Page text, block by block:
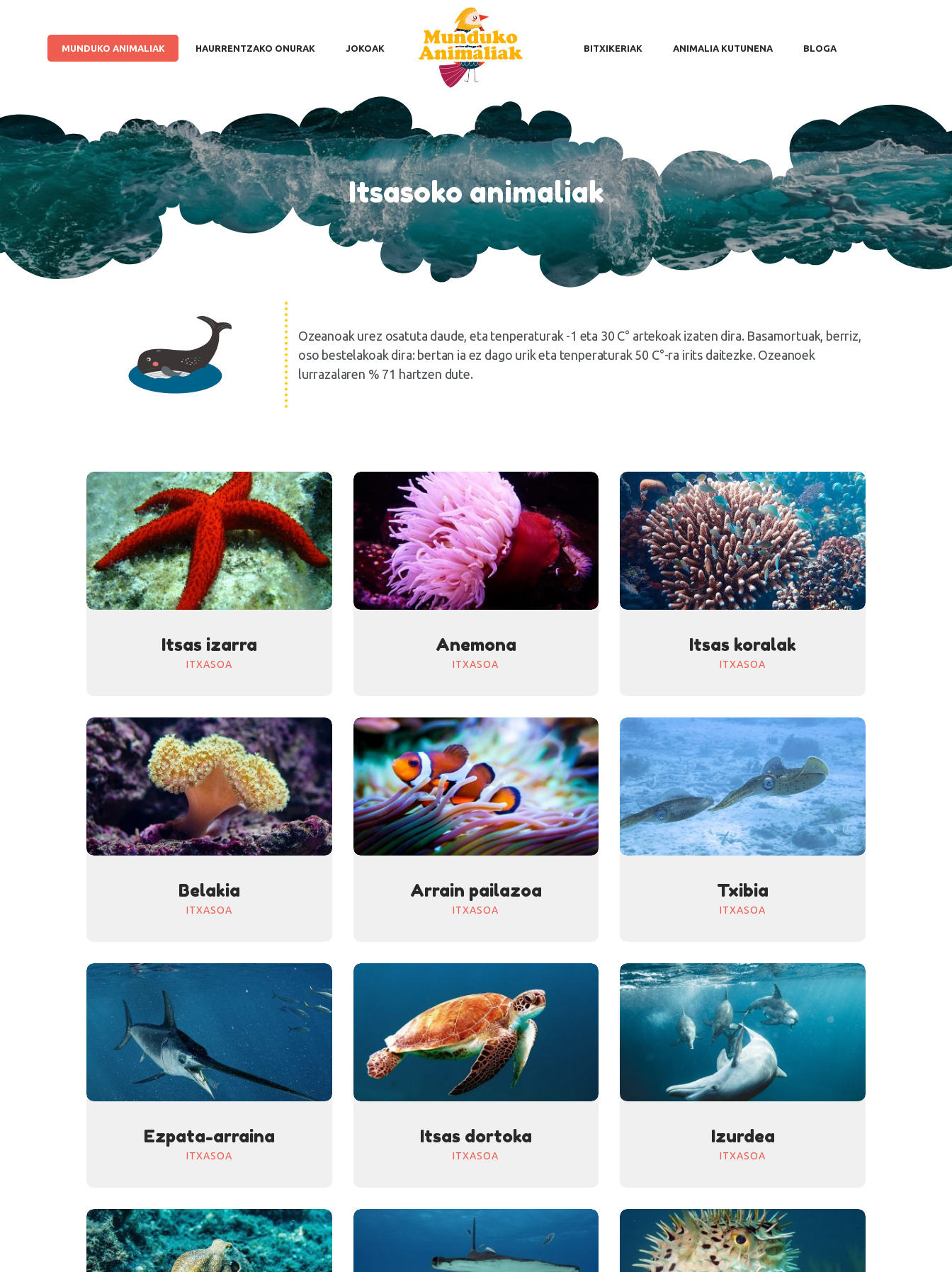
MUNDUKO ANIMALIAK HAURRENTZAKO ONURAK JOKOAK BITXIKERIAK ANIMALIA KUTUNENA BLOGA
MUNDUKO ANIMALIAK
HAURRENTZAKO ONURAK
ANIMALIA KUTUNENA
BLOGA
Itsasoko animaliak
Ozeanoak urez osatuta daude, eta tenperaturak -1 eta 30 C° artekoak izaten dira. Basamortuak, berriz,
oso bestelakoak dira: bertan ia ez dago urik eta tenperaturak 50 C°-ra irits daitezke. Ozeanoek
lurrazalaren % 71 hartzen dute.
Itsas izarra
ITXASOA
Anemona
ITXASOA
Itsas koralak
ITXASOA
Belakia
ITXASOA
Arrain pailazoa
ITXASOA
Txibia
ITXASOA
Ezpata-arraina
ITXASOA
Itsas dortoka
ITXASOA
Izurdea
ITXASOA